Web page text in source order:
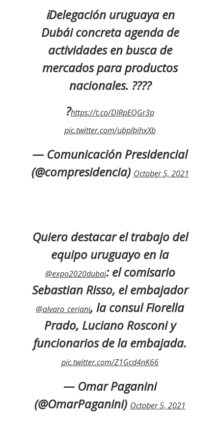
ℹ️Delegación uruguaya en
Dubái concreta agenda de
actividades en busca de
mercados para productos
nacionales. ????
?https://t.co/DIRpEQGr3p
pic.twitter.com/ubplbihxXb
— Comunicación Presidencial
(@compresidencia) October 5, 2021
Quiero destacar el trabajo del
equipo uruguayo en la
@expo2020dubai: el comisario
Sebastian Risso, el embajador
@alvaro_ceriani, la consul Fiorella
Prado, Luciano Rosconi y
funcionarios de la embajada.
pic.twitter.com/Z1Gcd4nK66
— Omar Paganini
(@OmarPaganini) October 5, 2021